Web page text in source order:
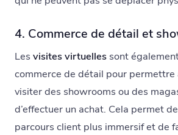
4. Commerce de détail et
Les visites virtuelles sont
commerce de détail pour permettre
visiter des showrooms ou des
d’effectuer un achat. Cela permet
parcours client plus immersif et de